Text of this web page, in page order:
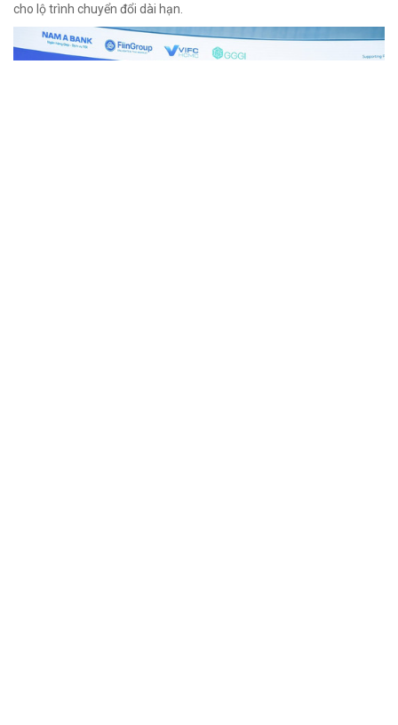
cho lộ trình chuyển đổi dài hạn.